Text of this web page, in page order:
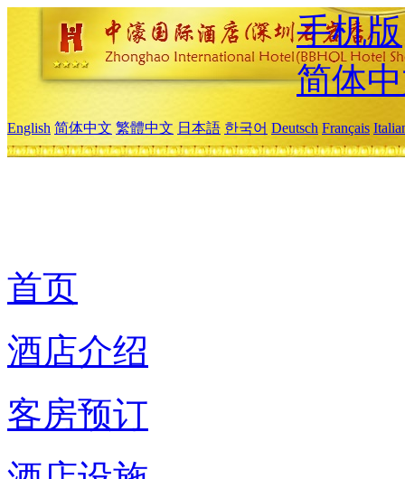
手机版
简体
English 简体中文 繁體中文 日本語 한국어 Deutsch Français
首页
酒店介绍
客房预订